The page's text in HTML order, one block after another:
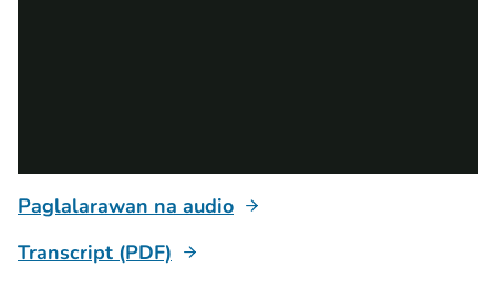
Paglalarawan na audio
Transcript (PDF)